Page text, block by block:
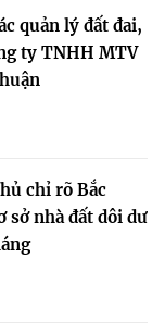
quản lý đất đai,
ty TNHH MTV
chỉ rõ Bắc
sở nhà đất dôi dư